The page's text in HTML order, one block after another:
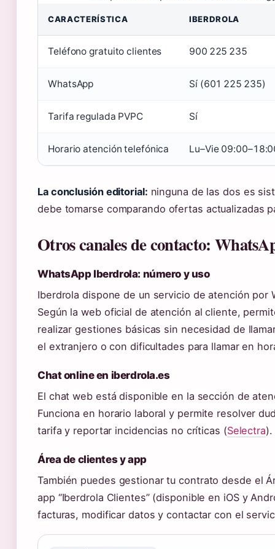
CARACTERÍSTICA IBERDROLA
Teléfono gratuito clientes 900 225 235
WhatsApp Sí (601 225 235)
Tarifa regulada PVPC Sí
Horario atención telefónica Lu–Vie
La conclusión editorial: ninguna de las dos es
debe tomarse comparando ofertas actualizadas
Otros canales de contacto:
WhatsApp Iberdrola: número y uso
Iberdrola dispone de un servicio de atención por
Según la web oficial de atención al cliente,
realizar gestiones básicas sin necesidad de
el extranjero o con dificultades para llamar en
Chat online en iberdrola.es
El chat web está disponible en la sección de
Funciona en horario laboral y permite resolver
tarifa y reportar incidencias no críticas (Selectra).
Área de clientes y app
También puedes gestionar tu contrato desde el
app “Iberdrola Clientes” (disponible en iOS y
facturas, modificar datos y contactar con el